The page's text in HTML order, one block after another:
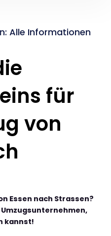
Alle Informationen
für
von
Essen nach Strassen?
Umzugsunternehmen,
kannst!